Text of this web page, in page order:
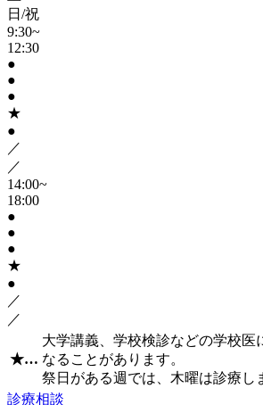
日/祝
9:30~
12:30
●
●
●
★
●
／
／
14:00~
18:00
●
●
●
★
●
／
／
★…
大学講義、学校検診などの学校医
なることがあります。
祭日がある週では、木曜は診療し
診療相談